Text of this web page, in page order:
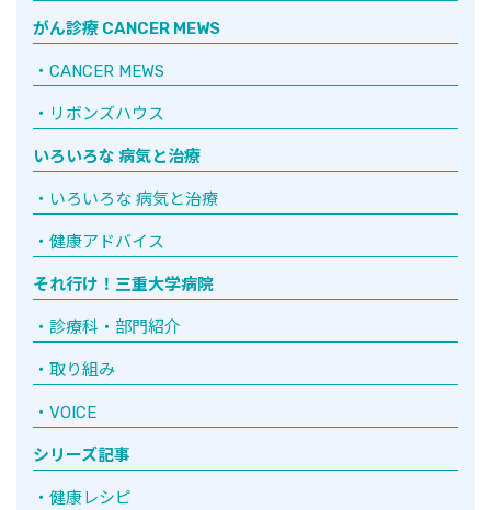
がん診療 CANCER MEWS
CANCER MEWS
リボンズハウス
いろいろな 病気と治療
いろいろな 病気と治療
健康アドバイス
それ行け！三重大学病院
診療科・部門紹介
取り組み
VOICE
シリーズ記事
健康レシピ